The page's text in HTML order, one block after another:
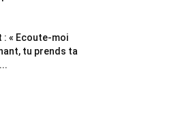
: « Ecoute-moi
tu prends ta